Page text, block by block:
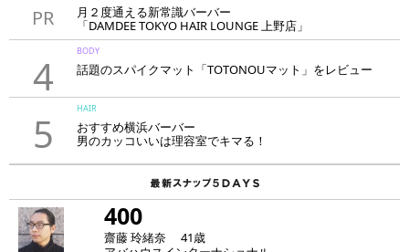
PR
月２度通える新常識バーバー
「DAMDEE TOKYO HAIR LOUNGE 上野店」
4
BODY
話題のスパイクマット「TOTONOUマット」をレビュー
5
HAIR
おすすめ横浜バーバー
男のカッコいいは理容室でキマる！
400
齋藤 玲緒奈 41歳